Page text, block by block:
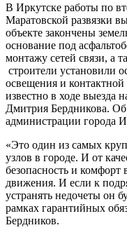
В Иркутске работы по
Маратовской развязки
объекте закончены
основание под
монтажу сетей связи, а
строители установили
освещения и контактной
известно в ходе выезда
Дмитрия Бердникова.
администрации города
«Это один из самых
узлов в городе. И от
безопасность и комфорт
движения. И если к
устранять недочеты он
рамках гарантийных
Бердников.